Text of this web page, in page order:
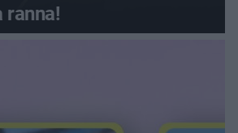
ranna!